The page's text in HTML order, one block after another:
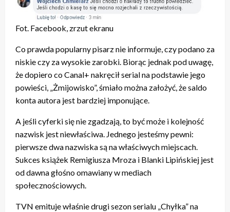
Fot. Facebook, zrzut ekranu
Co prawda popularny pisarz nie informuje, czy podano za
niskie czy za wysokie zarobki. Biorąc jednak pod uwagę,
że dopiero co Canal+ nakręcił serial na podstawie jego
powieści, „Żmijowisko”, śmiało można założyć, że saldo
konta autora jest bardziej imponujące.
A jeśli cyferki się nie zgadzają, to być może i kolejność
nazwisk jest niewłaściwa. Jednego jesteśmy pewni:
pierwsze dwa nazwiska są na właściwych miejscach.
Sukces książek Remigiusza Mroza i Blanki Lipińskiej jest
od dawna głośno omawiany w mediach
społecznościowych.
TVN emituje właśnie drugi sezon serialu „Chyłka” na